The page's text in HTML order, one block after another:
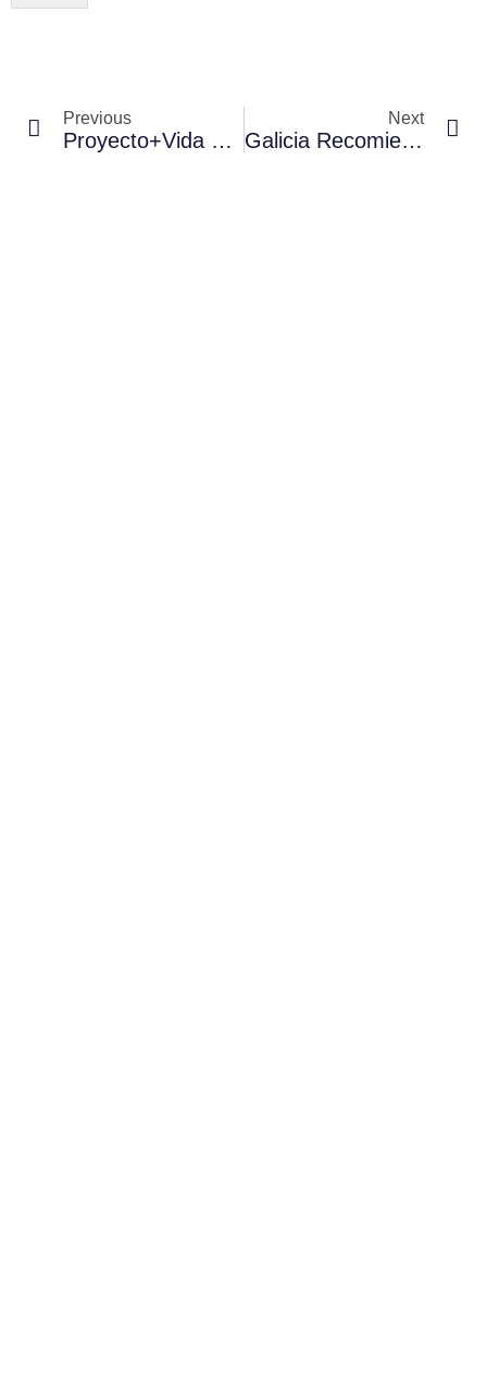
Previous
Proyecto+Vida Cardioprotege La Carrera Contra El Cáncer
Next
Galicia Recomienda Instalar Desfibriladores Y Su Mantenimiento